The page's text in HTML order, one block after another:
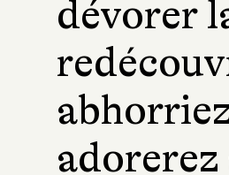
dévorer
adorerez